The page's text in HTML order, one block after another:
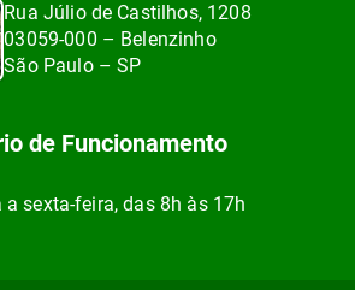
Rua Júlio de Castilhos, 1208
03059-000 – Belenzinho
São Paulo – SP
de Funcionamento
a sexta-feira, das 8h às 17h